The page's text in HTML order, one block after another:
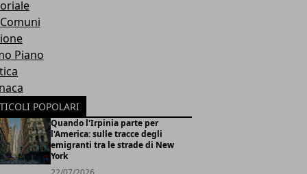
Piano
POPOLARI
Quando l'Irpinia parte per
l'America: sulle tracce degli
emigranti tra le strade di New
York